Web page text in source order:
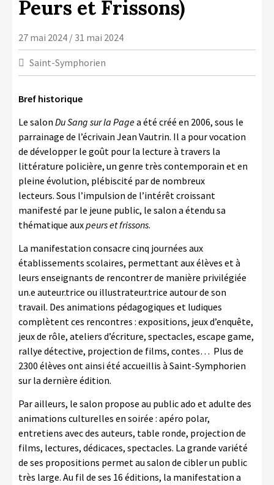
LA COPIE PRIVÉE
LA CULTURE AVEC LA COPIE
CONTACTS
Peurs et Frissons)
27 mai 2024 / 31 mai 2024
Saint-Symphorien
Bref historique
Le salon Du Sang sur la Pagea été créé en 2006, sous le
parrainage de l’écrivain Jean Vautrin. Il a pour vocation
de développer le goût pour la lecture à travers la
littérature policière, un genre très contemporain et en
pleine évolution, plébiscité par de nombreux
lecteurs. Sous l’impulsion de l’intérêt croissant
manifesté par le jeune public, le salon a étendu sa
thématique auxpeurs et frissons.
La manifestation consacre cinq journées aux
établissements scolaires, permettant aux élèves et à
leurs enseignants de rencontrer de manière privilégiée
un.e auteur.trice ou illustrateur.trice autour de son
travail. Des animations pédagogiques et ludiques
complètent ces rencontres : expositions, jeux d’enquête,
jeux de rôle, ateliers d’écriture, spectacles, escape game,
rallye détective, projection de films, contes… Plus de
2300 élèves ont ainsi été accueillis à Saint-Symphorien
sur la dernière édition.
Par ailleurs, le salon propose au public ado et adulte des
animations culturelles en soirée : apéro polar,
entretiens avec des auteurs, table ronde, projection de
films, lectures, dédicaces, spectacles. La grande variété
de ses propositions permet au salon de cibler un public
très large. Au fil de ses 16 éditions, la manifestation a